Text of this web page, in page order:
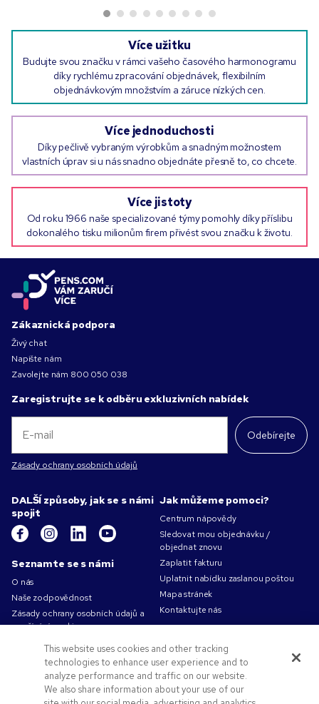
Více užitku
Budujte svou značku v rámci vašeho časového harmonogramu
díky rychlému zpracování objednávek, flexibilním
objednávkovým množstvím a záruce nízkých cen.
Více jednoduchosti
Díky pečlivě vybraným výrobkům a snadným možnostem
vlastních úprav si u nás snadno objednáte přesně to, co chcete.
Více jistoty
Od roku 1966 naše specializované týmy pomohly díky příslibu
dokonalého tisku milionům firem přivést svou značku k životu.
Zákaznická podpora
Živý chat
Napište nám
Zavolejte nám 800 050 038
Zaregistrujte se k odběru exkluzivních nabídek
Odebírejte
Zásady ochrany osobních údajů
DALŠÍ způsoby, jak se s námi
spojit
Seznamte se s námi
O nás
Naše zodpovědnost
Zásady ochrany osobních údajů a
používání cookies
Podmínky použití
Obchodní podmínky
Volná pracovní místa v Pens.com
Nabídky a zdroje
Jak můžeme pomoci?
Centrum nápovědy
Sledovat mou objednávku /
objednat znovu
Zaplatit fakturu
Uplatnit nabídku zaslanou poštou
Mapa stránek
Kontaktujte nás
This website uses cookies and other tracking
technologies to enhance user experience and to
analyze performance and traffic on our website.
We also share information about your use of our